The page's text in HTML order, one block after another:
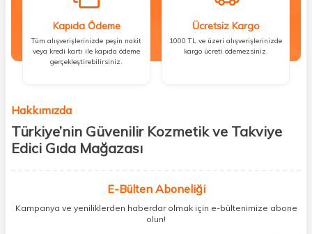
Kapıda Ödeme
Tüm alışverişlerinizde peşin nakit
veya kredi kartı ile kapıda ödeme
gerçekleştirebilirsiniz.
Ücretsiz Kargo
1000 TL ve üzeri alışverişlerinizde
kargo ücreti ödemezsiniz.
Hakkımızda
Türkiye’nin Güvenilir Kozmetik ve Takviye
Edici Gıda Mağazası
kişisel bakım hem de takviye edici gıda ürünlerini sizlerle
buluşturuyoruz. Artık mağaza mağaza dolaşmanıza gerek yok;
ihtiyacınız olan her şeyi tek bir çatı altında topluyor ve kapınıza kadar
E-Bülten Aboneliği
Kampanya ve yeniliklerden haberdar olmak için e-bültenimize abone
olun!